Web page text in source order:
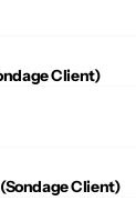
Client)
Client)